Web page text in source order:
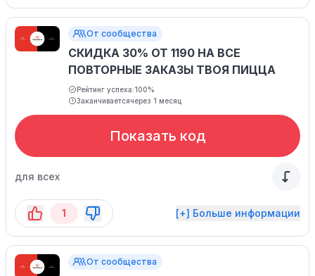
От сообщества
СКИДКА 30% ОТ 1190 НА ВСЕ
ПОВТОРНЫЕ ЗАКАЗЫ ТВОЯ ПИЦЦА
Рейтинг успеха:100%
Заканчиваетсячерез 1 месяц
Показать код
для всех
1 [+] Больше информации
От сообщества